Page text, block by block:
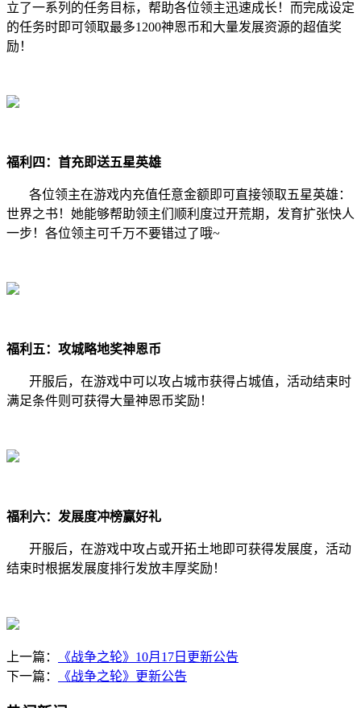
立了一系列的任务目标，帮助各位领主迅速成长！而完成设定
的任务时即可领取最多1200神恩币和大量发展资源的超值奖
励！
福利四：首充即送五星英雄
各位领主在游戏内充值任意金额即可直接领取五星英雄：
世界之书！她能够帮助领主们顺利度过开荒期，发育扩张快人
一步！各位领主可千万不要错过了哦~
福利五：攻城略地奖神恩币
开服后，在游戏中可以攻占城市获得占城值，活动结束时
满足条件则可获得大量神恩币奖励！
福利六：发展度冲榜赢好礼
开服后，在游戏中攻占或开拓土地即可获得发展度，活动
结束时根据发展度排行发放丰厚奖励！
上一篇：
《战争之轮》10月17日更新公告
下一篇：
《战争之轮》更新公告